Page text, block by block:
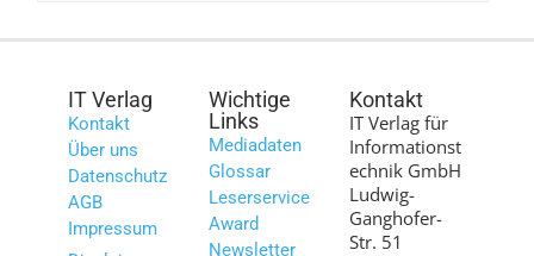
IT Verlag
Kontakt
Über uns
Datenschutz
AGB
Impressum
Wichtige
Links
Mediadaten
Glossar
Leserservice
Award
Newsletter
Kontakt
IT Verlag für
Informationst
echnik GmbH
Ludwig-
Ganghofer-
Str. 51